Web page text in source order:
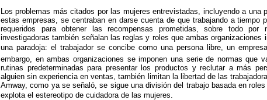
Los problemas más citados por las mujeres entrevistadas, incluyendo a
estas empresas, se centraban en darse cuenta de que trabajando a tiempo
requeridos para obtener las recompensas prometidas, sobre todo
investigadoras también señalan las reglas y roles que ambas
una paradoja: el trabajador se concibe como una persona libre, un
embargo, en ambas organizaciones se imponen una serie de normas que
rutinas predeterminadas para presentar los productos y reclutar a más
alguien sin experiencia en ventas, también limitan la libertad de las
Amway, como ya se señaló, se sigue una división del trabajo basada en
explota el estereotipo de cuidadora de las mujeres.